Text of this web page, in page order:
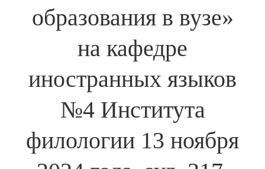
образования в вузе»
на кафедре
иностранных языков
№4 Института
филологии 13 ноября